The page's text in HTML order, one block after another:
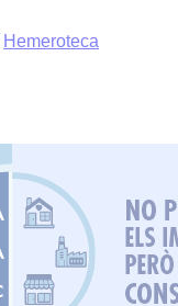
Hemeroteca